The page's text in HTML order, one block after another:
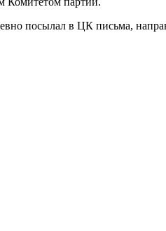
посылал в ЦК письма,